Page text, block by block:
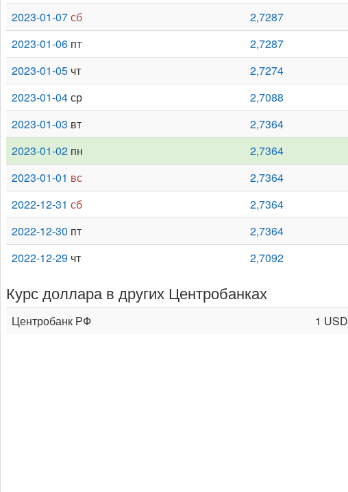
2023-01-07сб 2,7287
2023-01-06 пт 2,7287
2023-01-05 чт 2,7274
2023-01-04ср 2,7088
2023-01-03 вт 2,7364
2023-01-02 пн 2,7364
2023-01-01 вс 2,7364
2022-12-31 сб 2,7364
2022-12-30 пт 2,7364
2022-12-29 чт 2,7092
Курс доллара в других Центробанках
Центробанк РФ 1 USD